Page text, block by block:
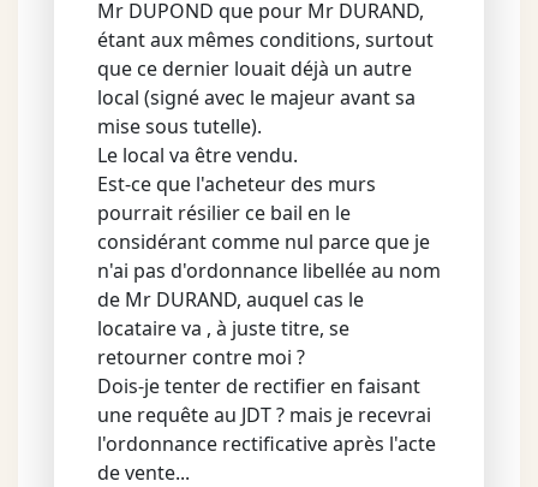
Mr DUPOND que pour Mr DURAND,
étant aux mêmes conditions, surtout
que ce dernier louait déjà un autre
local (signé avec le majeur avant sa
mise sous tutelle).
Le local va être vendu.
Est-ce que l'acheteur des murs
pourrait résilier ce bail en le
considérant comme nul parce que je
n'ai pas d'ordonnance libellée au nom
de Mr DURAND, auquel cas le
locataire va , à juste titre, se
retourner contre moi ?
Dois-je tenter de rectifier en faisant
une requête au JDT ? mais je recevrai
l'ordonnance rectificative après l'acte
de vente...